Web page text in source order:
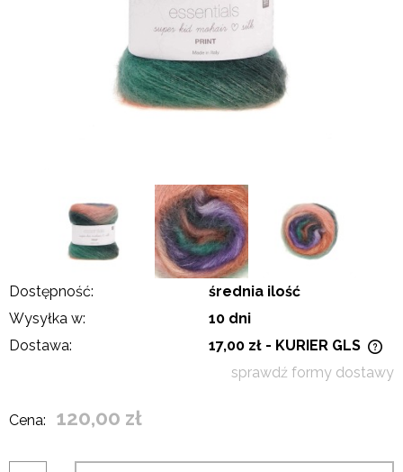
Dostępność:
średnia ilość
Wysyłka w:
10 dni
Dostawa:
17,00 zł - KURIER GLS
sprawdź formy dostawy
Cena: 120,00 zł